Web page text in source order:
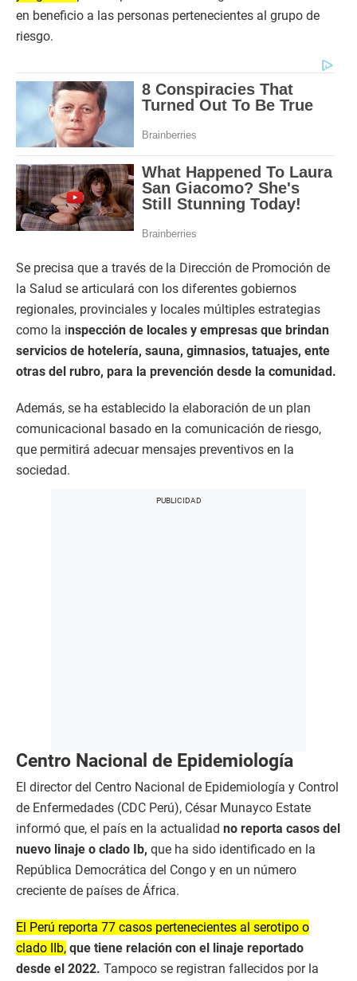
en beneficio a las personas pertenecientes al grupo de
riesgo.
Se precisa que a través de la Dirección de Promoción de
la Salud se articulará con los diferentes gobiernos
regionales, provinciales y locales múltiples estrategias
como la inspección de locales y empresas que brindan
servicios de hotelería, sauna, gimnasios, tatuajes, ente
otras del rubro, para la prevención desde la comunidad.
Además, se ha establecido la elaboración de un plan
comunicacional basado en la comunicación de riesgo,
que permitirá adecuar mensajes preventivos en la
sociedad.
Centro Nacional de Epidemiología
El director del Centro Nacional de Epidemiología y Control
de Enfermedades (CDC Perú), César Munayco Estate
informó que, el país en la actualidad no reporta casos del
nuevo linaje o clado Ib, que ha sido identificado en la
República Democrática del Congo y en un número
creciente de países de África.
El Perú reporta 77 casos pertenecientes al serotipo o
clado IIb, que tiene relación con el linaje reportado
desde el 2022. Tampoco se registran fallecidos por la